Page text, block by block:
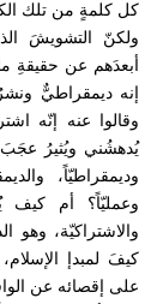
كل كلمةٍ من تلك
ولكنّ التشويشَ
أبعدَهم عن حقيقةِ
إنه ديمقراطيٌّ
وقالوا عنه إنّه
يُدهشُني ويُثيرُ
وديمقراطيّاً،
وعمليّاً؟ أم كيف
والاشتراكيّة، وهو
كيفَ لمبدإ
على إقصائه عن